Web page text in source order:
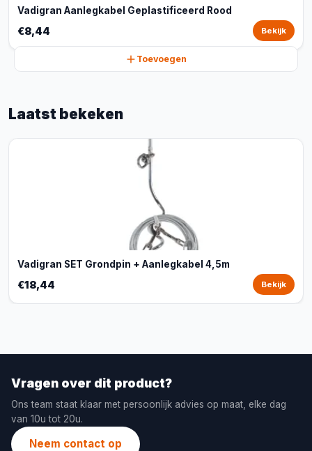
Vadigran Aanlegkabel Geplastificeerd Rood
€8,44 Bekijk
Toevoegen
Laatst bekeken
Vadigran SET Grondpin + Aanlegkabel 4,5m
€18,44 Bekijk
Vragen over dit product?
Ons team staat klaar met persoonlijk advies op maat, elke dag
van 10u tot 20u.
Neem contact op